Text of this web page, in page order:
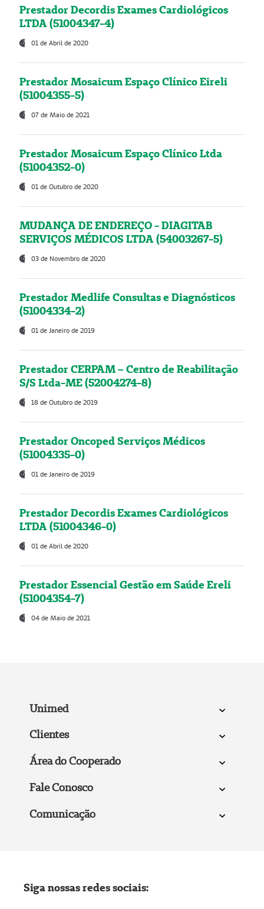
Prestador Decordis Exames Cardiológicos
LTDA (51004347-4)
01 de Abril de 2020
Prestador Mosaicum Espaço Clínico Eireli
(51004355-5)
07 de Maio de 2021
Prestador Mosaicum Espaço Clínico Ltda
(51004352-0)
01 de Outubro de 2020
MUDANÇA DE ENDEREÇO - DIAGITAB
SERVIÇOS MÉDICOS LTDA (54003267-5)
03 de Novembro de 2020
Prestador Medlife Consultas e Diagnósticos
(51004334-2)
01 de Janeiro de 2019
Prestador CERPAM – Centro de Reabilitação
S/S Ltda-ME (52004274-8)
18 de Outubro de 2019
Prestador Oncoped Serviços Médicos
(51004335-0)
01 de Janeiro de 2019
Prestador Decordis Exames Cardiológicos
LTDA (51004346-0)
01 de Abril de 2020
Prestador Essencial Gestão em Saúde Ereli
(51004354-7)
04 de Maio de 2021
Unimed
Clientes
Área do Cooperado
Fale Conosco
Comunicação
Siga nossas redes sociais: